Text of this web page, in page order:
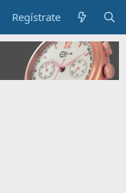
Regístrate